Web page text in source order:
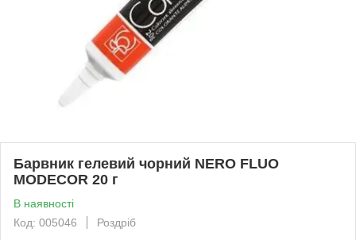
Барвник гелевий чорний NERO FLUO
MODECOR 20 г
В наявності
Код: 005046
Роздріб